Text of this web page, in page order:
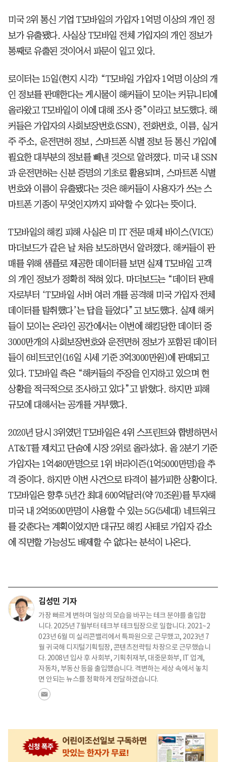
미국 2위 통신 기업 T모바일의 가입자 1억명 이상의 개인 정
보가 유출됐다. 사실상 T모바일 전체 가입자의 개인 정보가
통째로 유출된 것이어서 파문이 일고 있다.
로이터는 15일(현지 시각) “T모바일 가입자 1억명 이상의 개
인 정보를 판매한다는 게시물이 해커들이 모이는 커뮤니티에
올라왔고 T모바일이 이에 대해 조사 중”이라고 보도했다. 해
커들은 가입자의 사회보장번호(SSN), 전화번호, 이름, 실거
주 주소, 운전면허 정보, 스마트폰 식별 정보 등 통신 가입에
필요한 대부분의 정보를 빼낸 것으로 알려졌다. 미국 내 SSN
과 운전면허는 신분 증명의 기초로 활용되며, 스마트폰 식별
번호와 이름이 유출됐다는 것은 해커들이 사용자가 쓰는 스
마트폰 기종이 무엇인지까지 파악할 수 있다는 뜻이다.
T모바일의 해킹 피해 사실은 미 IT 전문 매체 바이스(VICE)
마더보드가 같은 날 처음 보도하면서 알려졌다. 해커들이 판
매를 위해 샘플로 제공한 데이터를 보면 실제 T모바일 고객
의 개인 정보가 정확히 적혀 있다. 마더보드는 “데이터 판매
자로부터 ‘T모바일 서버 여러 개를 공격해 미국 가입자 전체
데이터를 탈취했다’는 답을 들었다”고 보도했다. 실제 해커
들이 모이는 온라인 공간에서는 이번에 해킹당한 데이터 중
3000만개의 사회보장번호와 운전면허 정보가 포함된 데이터
들이 6비트코인(16일 시세 기준 3억3000만원)에 판매되고
있다. T모바일 측은 “해커들의 주장을 인지하고 있으며 현
상황을 적극적으로 조사하고 있다”고 밝혔다. 하지만 피해
규모에 대해서는 공개를 거부했다.
2020년 당시 3위였던 T모바일은 4위 스프린트와 합병하면서
AT&T를 제치고 단숨에 시장 2위로 올라섰다. 올 2분기 기준
가입자는 1억480만명으로 1위 버라이즌(1억5000만명)을 추
격 중이다. 하지만 이번 사건으로 타격이 불가피한 상황이다.
T모바일은 향후 5년간 최대 600억달러(약 70조원)를 투자해
미국 내 2억9500만명이 사용할 수 있는 5G(5세대) 네트워크
를 갖춘다는 계획이었지만 대규모 해킹 사태로 가입자 감소
에 직면할 가능성도 배제할 수 없다는 분석이 나온다.
김성민 기자
가장 빠르게 변하며 일상의 모습을 바꾸는 테크 분야를 출입합
니다. 2025년 7월부터 테크부 테크팀장으로 일합니다. 2021~2
023년 6월 미 실리콘밸리에서 특파원으로 근무했고, 2023년 7
월 귀국해 디지털기획팀장, 콘텐츠전략팀 차장으로 근무했습니
다. 2008년 입사 후 사회부, 기획취재부, 대중문화부, IT 업계,
자동차, 부동산 등을 출입했습니다. 격변하는 세상 속에서 놓치
면 안되는 뉴스를 정확하게 전달하겠습니다.